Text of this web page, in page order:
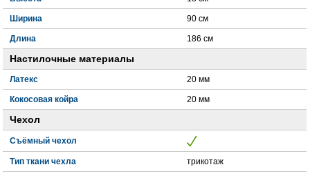
Ширина 90 см
Длина 186 см
Настилочные материалы
Латекс 20 мм
Кокосовая койра 20 мм
Чехол
Съёмный чехол
Тип ткани чехла трикотаж